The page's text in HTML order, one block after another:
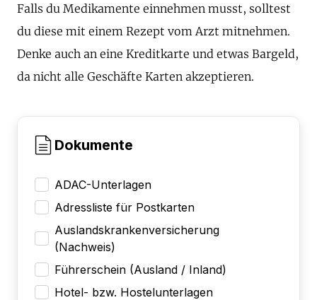
Falls du Medikamente einnehmen musst, solltest
du diese mit einem Rezept vom Arzt mitnehmen.
Denke auch an eine Kreditkarte und etwas Bargeld,
da nicht alle Geschäfte Karten akzeptieren.
Dokumente
ADAC-Unterlagen
Adressliste für Postkarten
Auslandskrankenversicherung
(Nachweis)
Führerschein (Ausland / Inland)
Hotel- bzw. Hostelunterlagen